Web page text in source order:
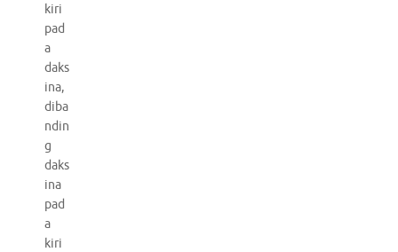
kiri
pad
a
daks
ina,
diba
ndin
g
daks
ina
pad
a
kiri